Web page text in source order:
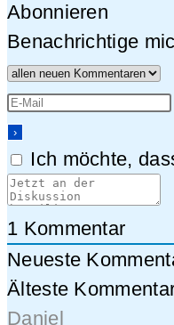
Abonnieren
Benachrichtige
Ich möchte,
1 Kommentar
Neueste
Älteste
Daniel